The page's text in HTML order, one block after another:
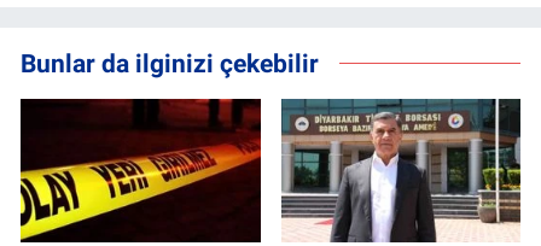
Bunlar da ilginizi çekebilir